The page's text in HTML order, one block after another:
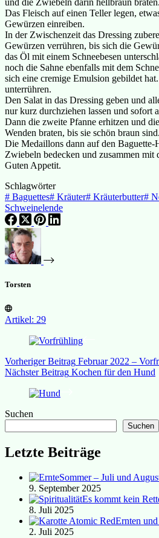
und die Zwiebeln darin hellbraun braten.
Das Fleisch auf einen Teller legen,
Gewürzen einreiben.
In der Zwischenzeit das Dressing
Gewürzen verrühren, bis sich die
das Öl mit einem Schneebesen
noch die Sahne ebenfalls mit dem
sich eine cremige Emulsion gebildet
unterrühren.
Den Salat in das Dressing geben und
nur kurz durchziehen lassen und sofort
Dann die zweite Pfanne erhitzen und
Wenden braten, bis sie schön braun sind.
Die Medaillons dann auf den Baguette-
Zwiebeln bedecken und zusammen mit
Guten Appetit.
Schlagwörter
# Baguettes# Kräuter# Kräuterbutter#
Schweinelende
Torsten
Artikel: 29
VorherigerBeitrag Februar 2022 –
NächsterBeitrag Kochen für den Hund
Suchen
Suchen
Letzte Beiträge
Sommer – Juli und
9. September 2025
Es kommt kein
8. Juli 2025
Ernten
2. Juli 2025